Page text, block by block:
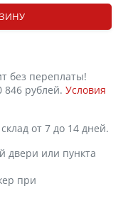
без переплаты!
рублей. Условия
от 7 до 14 дней.
двери или пункта
при